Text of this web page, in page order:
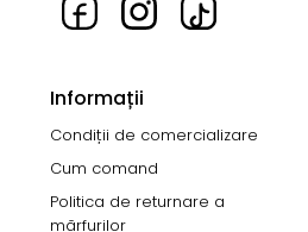
Informații
Condiții de comercializare
Cum comand
Politica de returnare a
mărfurilor